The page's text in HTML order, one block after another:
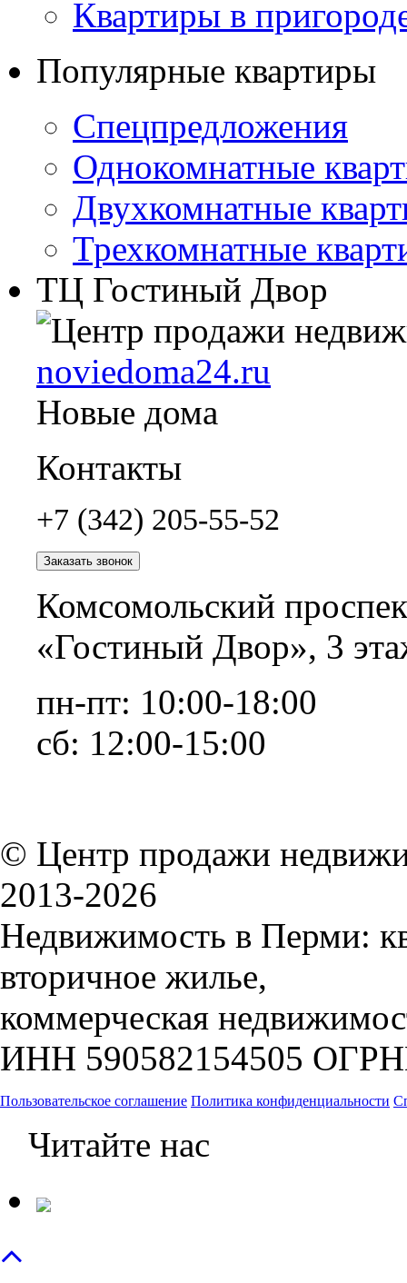
Квартиры в
Популярные квартиры
Спецпредложения
Однокомнатные
Двухкомнатные
Трехкомнатные
ТЦ Гостиный Двор
noviedoma24.ru
Новые дома
Контакты
+7 (342) 205-55-52
Заказать звонок
Комсомольский
«Гостиный Двор», 3
пн-пт: 10:00-18:00
сб: 12:00-15:00
© Центр продажи
2013-2026
Недвижимость в Перми:
вторичное жилье,
коммерческая
ИНН 590582154505
Пользовательское соглашение Политика конфиденциальности
Читайте нас